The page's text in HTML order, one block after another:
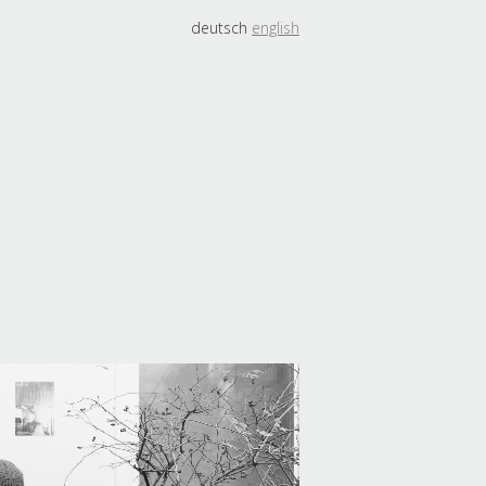
deutsch english